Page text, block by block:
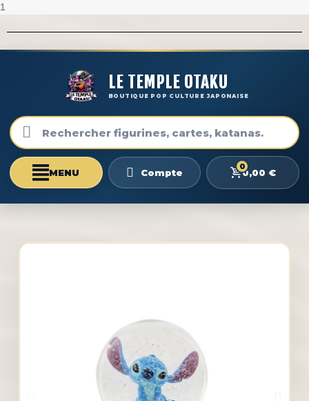
1
LE TEMPLE OTAKU
BOUTIQUE POP CULTURE JAPONAISE
Compte
0
0,00 €